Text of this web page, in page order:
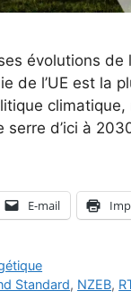
évolutions de
de l’UE est la
serre d’ici à
E-mail
Standard, NZEB,